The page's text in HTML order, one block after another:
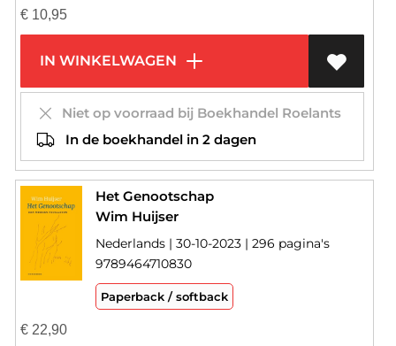
€10,95
IN WINKELWAGEN
Niet op voorraad bij Boekhandel Roelants
In de boekhandel in 2 dagen
Het Genootschap
Wim Huijser
Nederlands | 30-10-2023 | 296 pagina's
9789464710830
Paperback / softback
€22,90